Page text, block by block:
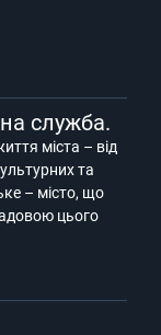
служба.
міста – від
та
– місто, що
цього